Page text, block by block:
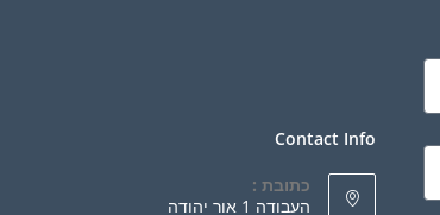
Contact Info
כתובת :
העבודה 1 אור יהודה